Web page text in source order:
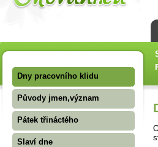
Dny pracovního klidu
Původy jmen,význam
Pátek třináctého
Slaví dne